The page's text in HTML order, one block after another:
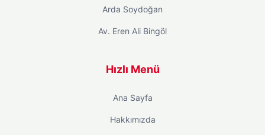
Arda Soydoğan
Av. Eren Ali Bingöl
Hızlı Menü
Ana Sayfa
Hakkımızda